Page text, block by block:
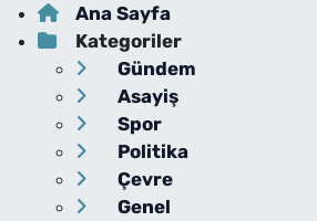
Ana Sayfa
Kategoriler
Gündem
Asayiş
Spor
Politika
Çevre
Genel